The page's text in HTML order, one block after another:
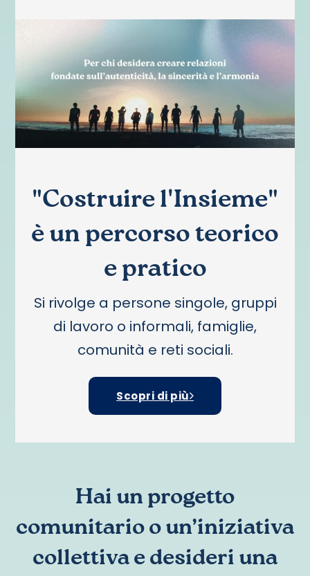
"Costruire l'Insieme"
è un percorso teorico
e pratico
Si rivolge a persone singole, gruppi
di lavoro o informali, famiglie,
comunità e reti sociali.
Scopri di più
Hai un progetto
comunitario o un’iniziativa
collettiva e desideri una